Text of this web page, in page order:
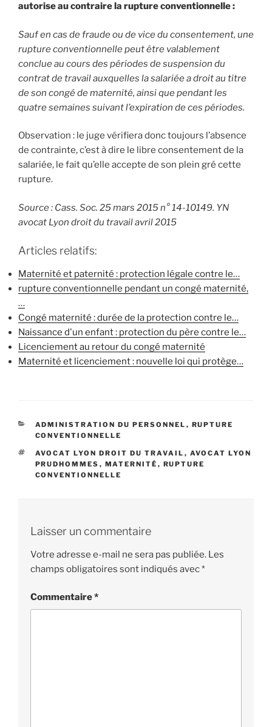
autorise au contraire la rupture conventionnelle :
Sauf en cas de fraude ou de vice du consentement, une
rupture conventionnelle peut être valablement
conclue au cours des périodes de suspension du
contrat de travail auxquelles la salariée a droit au titre
de son congé de maternité, ainsi que pendant les
quatre semaines suivant l’expiration de ces périodes.
Observation : le juge vérifiera donc toujours l’absence
de contrainte, c’est à dire le libre consentement de la
salariée, le fait qu’elle accepte de son plein gré cette
rupture.
Source : Cass. Soc. 25 mars 2015 n° 14-10149. YN
avocat Lyon droit du travail avril 2015
Articles relatifs:
Maternité et paternité : protection légale contre le…
rupture conventionnelle pendant un congé maternité,
…
Congé maternité : durée de la protection contre le…
Naissance d'un enfant : protection du père contre le…
Licenciement au retour du congé maternité
Maternité et licenciement : nouvelle loi qui protège…
CATÉGORIES
ADMINISTRATION DU PERSONNEL , RUPTURE
CONVENTIONNELLE
ÉTIQUETTES
AVOCAT LYON DROIT DU TRAVAIL , AVOCAT LYON
PRUDHOMMES , MATERNITÉ , RUPTURE
CONVENTIONNELLE
Laisser un commentaire
Votre adresse e-mail ne sera pas publiée. Les
champs obligatoires sont indiqués avec*
Commentaire*